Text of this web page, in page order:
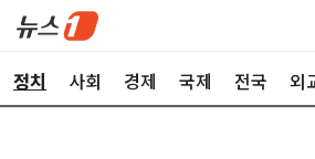
정치 사회 경제 국제 전국 외